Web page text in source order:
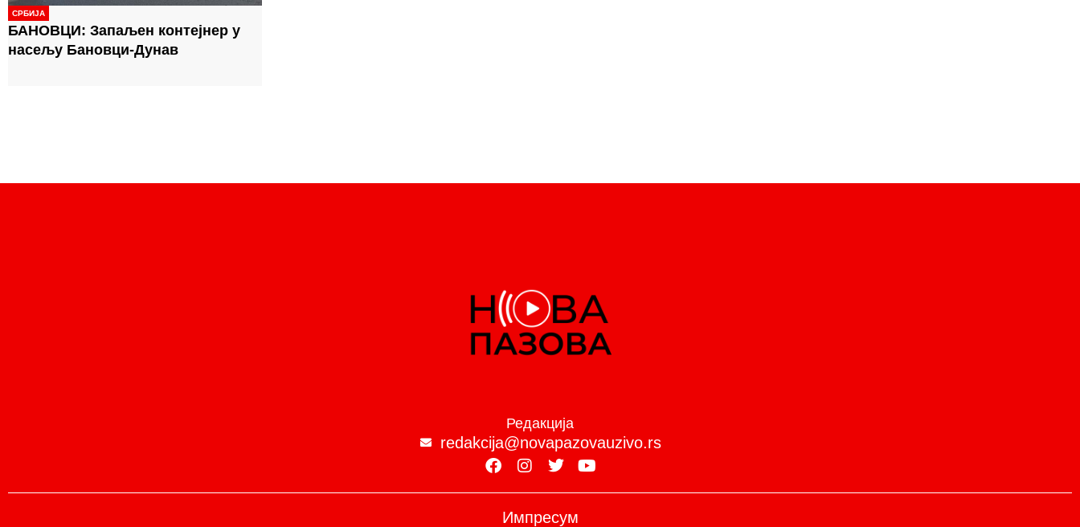
СРБИЈА
БАНОВЦИ: Запаљен контејнер у
насељу Бановци-Дунав
Редакција
redakcija@novapazovauzivo.rs
Импресум